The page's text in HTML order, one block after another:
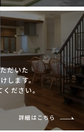
だいた
します。
ださい。
詳細はこちら